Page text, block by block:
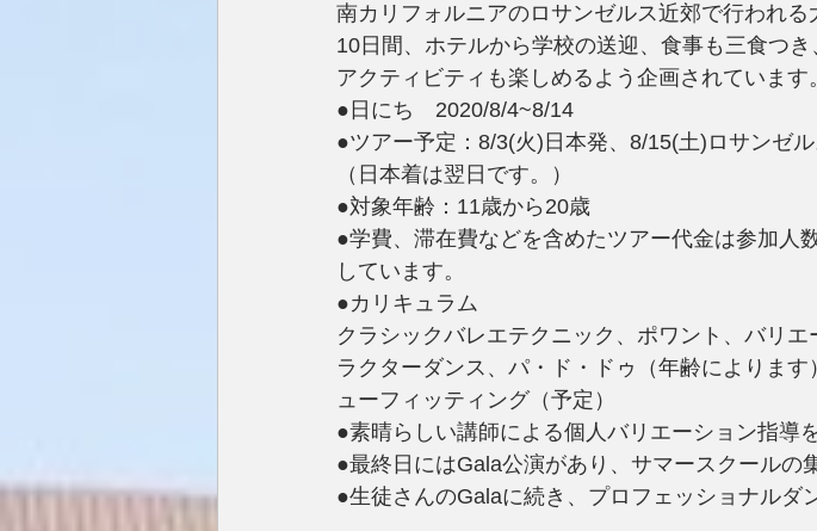
南カリフォルニアのロサンゼルス近郊で行われる
10日間、ホテルから学校の送迎、食事も三食つ
アクティビティも楽しめるよう企画されています。
●日にち　2020/8/4~8/14
●ツアー予定：8/3(火)日本発、8/15(土)ロサンゼ
（日本着は翌日です。）
●対象年齢：11歳から20歳
●学費、滞在費などを含めたツアー代金は参加人
しています。
●カリキュラム
クラシックバレエテクニック、ポワント、バリ
ラクターダンス、パ・ド・ドゥ（年齢によりま
ューフィッティング（予定）
●素晴らしい講師による個人バリエーション指導
●最終日にはGala公演があり、サマースクールの
●生徒さんのGalaに続き、プロフェッショナルダ